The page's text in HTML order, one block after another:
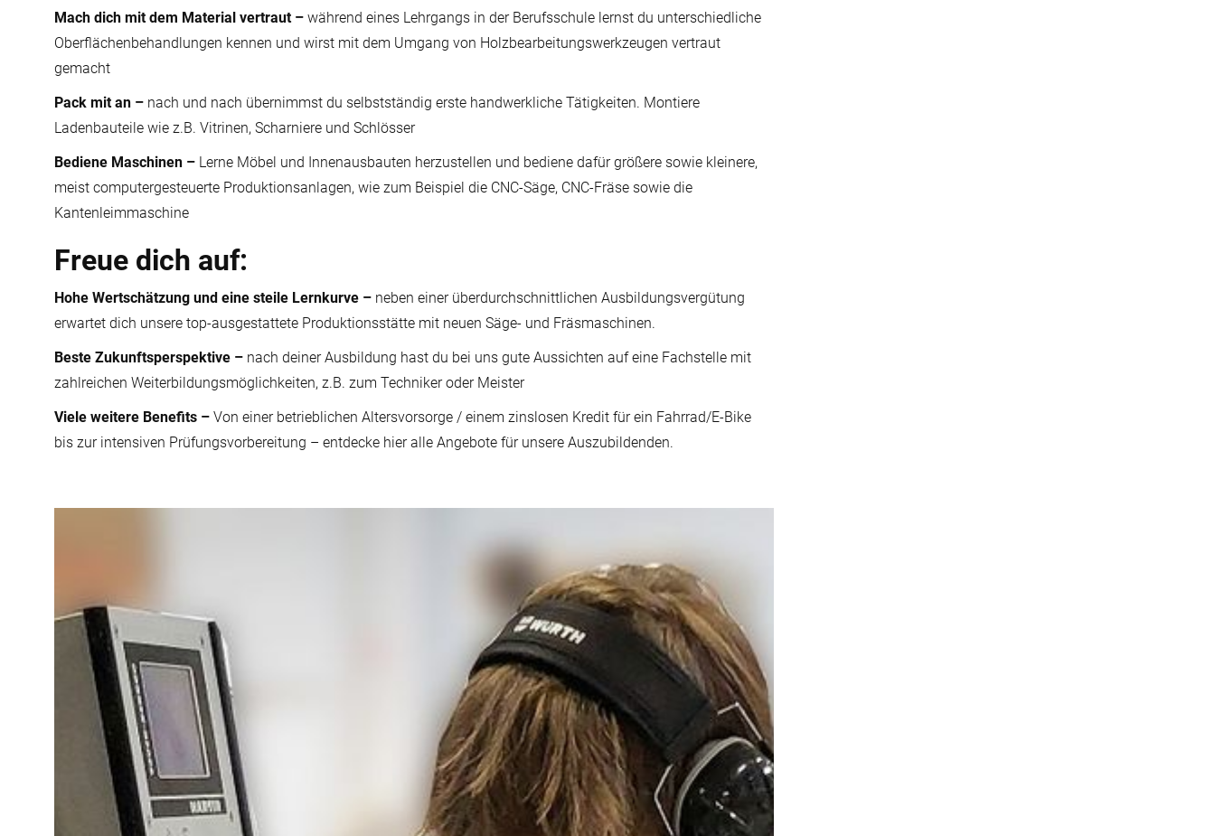
Mach dich mit dem Material vertraut – während eines Lehrgangs in der Berufsschule lernst du unterschiedliche
Oberflächenbehandlungen kennen und wirst mit dem Umgang von Holzbearbeitungswerkzeugen vertraut
gemacht
Pack mit an – nach und nach übernimmst du selbstständig erste handwerkliche Tätigkeiten. Montiere
Ladenbauteile wie z.B. Vitrinen, Scharniere und Schlösser
Bediene Maschinen – Lerne Möbel und Innenausbauten herzustellen und bediene dafür größere sowie kleinere,
meist computergesteuerte Produktionsanlagen, wie zum Beispiel die CNC-Säge, CNC-Fräse sowie die
Kantenleimmaschine
Freue dich auf:
Hohe Wertschätzung und eine steile Lernkurve – neben einer überdurchschnittlichen Ausbildungsvergütung
erwartet dich unsere top-ausgestattete Produktionsstätte mit neuen Säge- und Fräsmaschinen.
Beste Zukunftsperspektive – nach deiner Ausbildung hast du bei uns gute Aussichten auf eine Fachstelle mit
zahlreichen Weiterbildungsmöglichkeiten, z.B. zum Techniker oder Meister
Viele weitere Benefits – Von einer betrieblichen Altersvorsorge / einem zinslosen Kredit für ein Fahrrad/E-Bike
bis zur intensiven Prüfungsvorbereitung – entdecke hier alle Angebote für unsere Auszubildenden.